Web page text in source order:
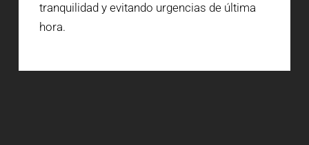
tranquilidad y evitando urgencias de última
hora.